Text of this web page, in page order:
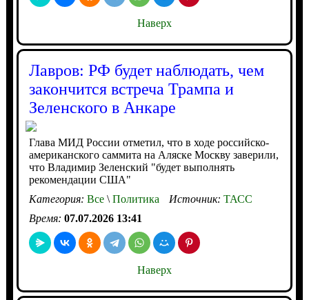
Наверх
Лавров: РФ будет наблюдать, чем
закончится встреча Трампа и
Зеленского в Анкаре
Глава МИД России отметил, что в ходе российско-
американского саммита на Аляске Москву заверили,
что Владимир Зеленский "будет выполнять
рекомендации США"
Категория: Все\Политика Источник: ТАСС
Время: 07.07.2026 13:41
Наверх